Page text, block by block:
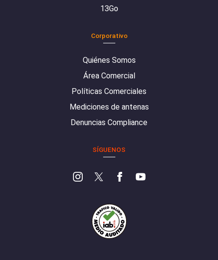
13Go
Corporativo
Quiénes Somos
Área Comercial
Políticas Comerciales
Mediciones de antenas
Denuncias Compliance
SÍGUENOS